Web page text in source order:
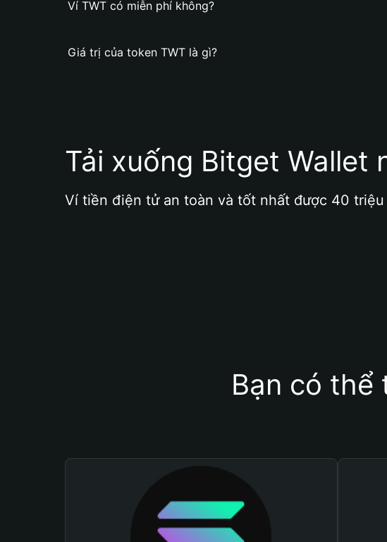
Ví TWT có miễn phí không?
Giá trị của token TWT là gì?
Tải xuống Bitget Wallet
Ví tiền điện tử an toàn và tốt nhất được 40
Bạn có thể